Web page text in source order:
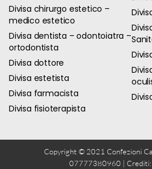
Divisa chirurgo estetico –
medico estetico
Divisa dentista – odontoiatra –
ortodontista
Divisa dottore
Divisa estetista
Divisa farmacista
Divisa fisioterapista
Copyright © 2021 Confezioni
07777380960 | Crediti: